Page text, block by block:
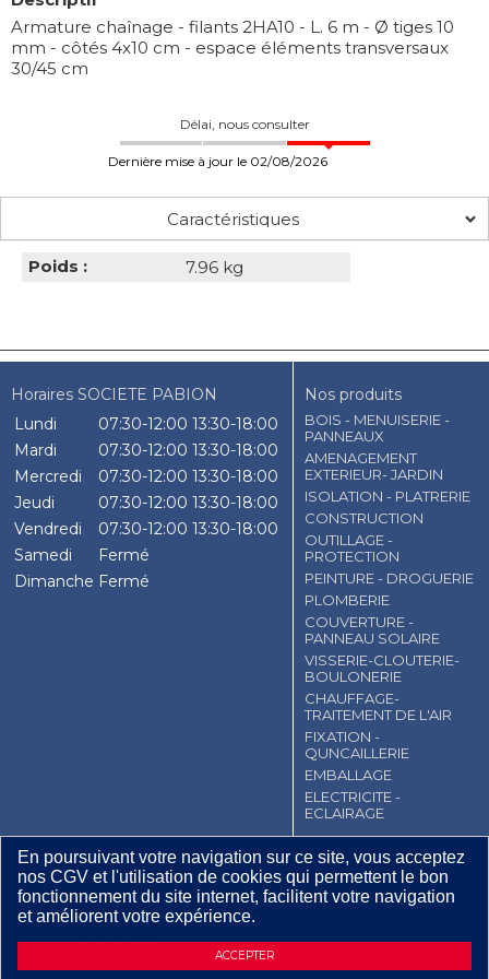
ACCEPTER
En poursuivant votre navigation sur ce site, vous acceptez
nos CGV et l'utilisation de cookies qui permettent le bon
fonctionnement du site internet, facilitent votre navigation
et améliorent votre expérience.
Armature chaînage - filants 2HA10 - L. 6 m - Ø tiges 10
mm - côtés 4x10 cm - espace éléments transversaux
30/45 cm
Délai, nous consulter
Dernière mise à jour le 02/08/2026
17,50 TTC / Pièce
€ HT / Pièce
Caractéristiques
Poids : 7.96 kg
Horaires SOCIETE PABION
Lundi
07:30-12:00 13:30-18:00
Mardi
07:30-12:00 13:30-18:00
Mercredi
07:30-12:00 13:30-18:00
Jeudi
07:30-12:00 13:30-18:00
Vendredi
07:30-12:00 13:30-18:00
Samedi
Fermé
Dimanche Fermé
Nos produits
BOIS - MENUISERIE -
PANNEAUX
AMENAGEMENT
EXTERIEUR- JARDIN
ISOLATION - PLATRERIE
CONSTRUCTION
OUTILLAGE -
PROTECTION
PEINTURE - DROGUERIE
PLOMBERIE
COUVERTURE -
PANNEAU SOLAIRE
VISSERIE-CLOUTERIE-
BOULONERIE
CHAUFFAGE-
TRAITEMENT DE L'AIR
FIXATION -
QUNCAILLERIE
EMBALLAGE
ELECTRICITE -
ECLAIRAGE
CGV Contact
Mentions légales
Plan du site